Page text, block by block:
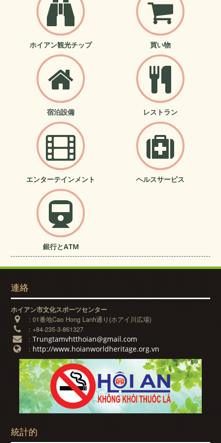
ホイアン観光チップ 買い物
宿泊設備 レストラン
エンターテインメント ヘルスサービス
銀行とATM
連絡
ホイアン市文化スポーツセンター
:01番地Cao Hong Lanh通り(ホアイ川広場)
:+84-235-3-861327
:Trungtamvhtthoian@gmail.com
: http://www.hoianworldheritage.org.vn
統計的